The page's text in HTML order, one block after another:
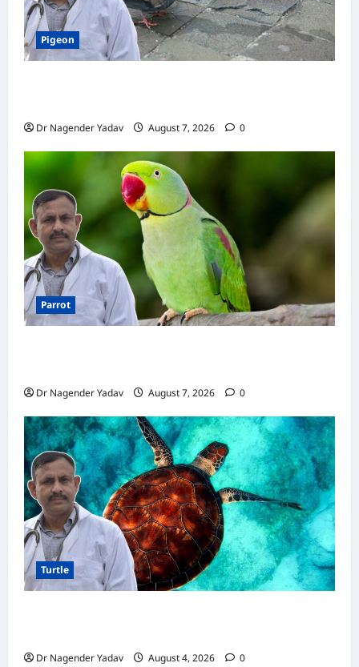
Pigeon
Dr Nagender Yadav August 7, 2026 0
Parrot
Dr Nagender Yadav August 7, 2026 0
Turtle
Dr Nagender Yadav August 4, 2026 0